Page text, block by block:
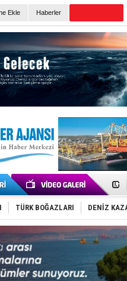
Ekle Haberler
TÜRK BOĞAZLARI DENİZ